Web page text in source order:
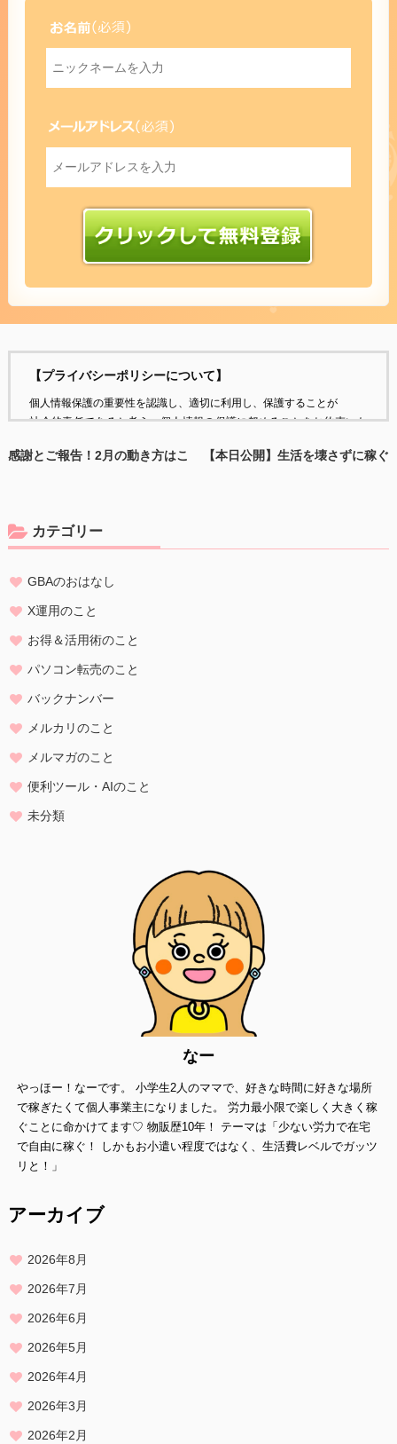
【プライバシーポリシーについて】
個人情報保護の重要性を認識し、適切に利用し、保護することが
社会的責任であると考え、個人情報の保護に努めることをお約束いた
電子メールアドレス、職業、勤務先等、特定の個人を識別し得る情報
をいいます。
個人情報の収集・利用
当方は、以下の目的のため、その範囲内においてのみ、個人情報を収
自発的な提供によるものであり、お客様が個人情報を提供された場合
は、当方が本方針に則って個人情報を 利用することをお客様が許諾し
・新商品の案内などお客様に有益かつ必要と思われる情報の提供
・業務遂行上で必要となる当方からの問い合わせ、確認、および
・各種のお問い合わせ対応
当方は、個人情報の漏洩、滅失、毀損等を防止するために、個人情報
保護管理責任者を設置し、
十分な安全保護に努め、 また、個人情報を正確に、また最新なものに
保つよう、 お預かりした個人情報の適切な管理を行います。
情報内容の照会、修正または削除
当方は、お客様が当社にご提供いただいた個人情報の照会、修正また
ご本人であることを確認させていただいたうえで、合理的な範囲です
みやかに 対応させていただきます。
プライバシーに関する意見・苦情・異議申し立てについて
お客様が、当ウェブサイトで掲示した本方針を守っていないと思われ
よう努めます。
感謝とご報告！2月の動き方はこ
【本日公開】生活を壊さずに稼ぐ
カテゴリー
GBAのおはなし
X運用のこと
お得＆活用術のこと
パソコン転売のこと
バックナンバー
メルカリのこと
メルマガのこと
便利ツール・AIのこと
未分類
なー
やっほー！なーです。 小学生2人のママで、好きな時間に好きな場所
で稼ぎたくて個人事業主になりました。 労力最小限で楽しく大きく稼
ぐことに命かけてます♡ 物販歴10年！ テーマは「少ない労力で在宅
で自由に稼ぐ！ しかもお小遣い程度ではなく、生活費レベルでガッツ
リと！」
アーカイブ
2026年8月
2026年7月
2026年6月
2026年5月
2026年4月
2026年3月
2026年2月